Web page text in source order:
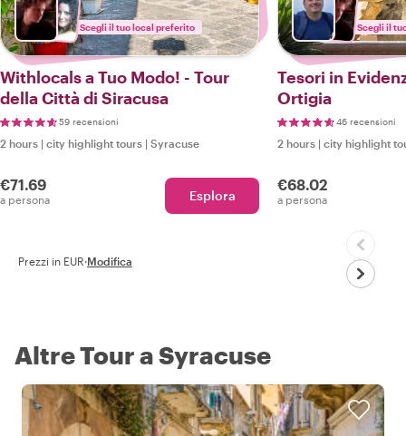
Scegli il tuo local preferito
Withlocals a Tuo Modo! - Tour
della Città di Siracusa
59 recensioni
2 hours | city highlight tours | Syracuse
€71.69
a persona Esplora
Scegli il
Tesori in
Ortigia
46 recensioni
2 hours | city highlight
€68.02
a persona
Prezzi in EUR·Modifica
Altre Tour a Syracuse